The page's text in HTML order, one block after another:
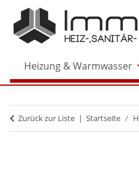
Heizung & Warmwasser
Zurück zur Liste Startseite